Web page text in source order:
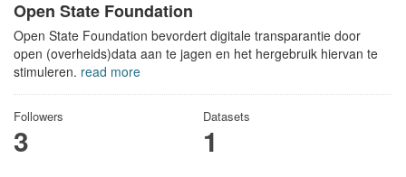
Open State Foundation
Open State Foundation bevordert digitale transparantie door
open (overheids)data aan te jagen en het hergebruik hiervan te
stimuleren. read more
Followers
3
Datasets
1